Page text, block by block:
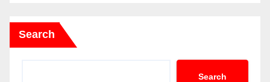
Search
Search